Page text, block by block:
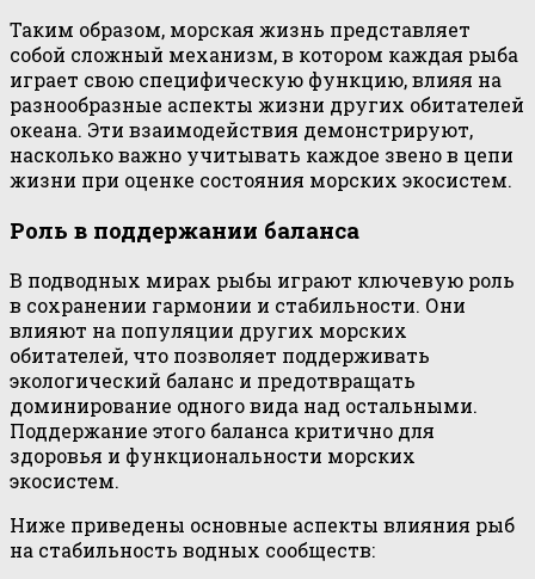
Таким образом, морская жизнь представляет
собой сложный механизм, в котором каждая рыба
играет свою специфическую функцию, влияя на
разнообразные аспекты жизни других обитателей
океана. Эти взаимодействия демонстрируют,
насколько важно учитывать каждое звено в цепи
жизни при оценке состояния морских экосистем.
Роль в поддержании баланса
В подводных мирах рыбы играют ключевую роль
в сохранении гармонии и стабильности. Они
влияют на популяции других морских
обитателей, что позволяет поддерживать
экологический баланс и предотвращать
доминирование одного вида над остальными.
Поддержание этого баланса критично для
здоровья и функциональности морских
экосистем.
Ниже приведены основные аспекты влияния рыб
на стабильность водных сообществ: